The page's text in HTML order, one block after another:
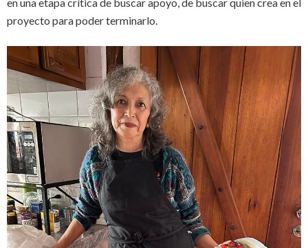
proyecto para poder terminarlo.